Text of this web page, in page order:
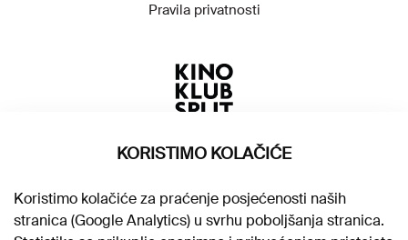
Pravila privatnosti
KORISTIMO KOLAČIĆE
Koristimo kolačiće za praćenje posjećenosti naših
stranica (Google Analytics) u svrhu poboljšanja stranica.